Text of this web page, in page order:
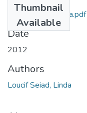
Thumbnail
Available
Loucif-Seiad-Linda.pdf
Date
2012
Authors
Loucif Seiad, Linda